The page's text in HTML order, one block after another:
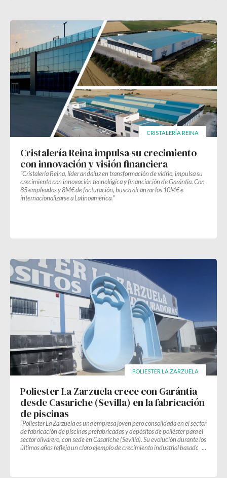
CRISTALERÍA REINA
Cristalería Reina impulsa su crecimiento
con innovación y visión financiera
“Cristalería Reina, líder andaluz en transformación de vidrio, impulsa su
crecimiento con innovación tecnológica y financiación de Garántia. Con
85 empleados y 8M€ de facturación, busca alcanzar los 10M€ e
internacionalizarse a Latinoamérica.”
POLIESTER LA ZARZUELA
Poliester La Zarzuela crece con Garántia
desde Casariche (Sevilla) en la fabricación
de piscinas
“Poliester La Zarzuela es una empresa joven pero consolidada en el sector
de fabricación de piscinas prefabricadas y depósitos de poliéster para el
sector olivarero, con sede en Casariche (Sevilla). Su evolución durante los
últimos años refleja un claro ejemplo de crecimiento industrial basado en